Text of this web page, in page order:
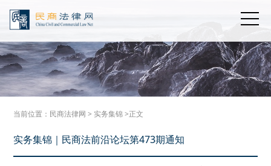
当前位置： 民商法律网 >实务集锦>正文
实务集锦｜民商法前沿论坛第473期通知